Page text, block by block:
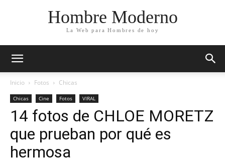
Hombre Moderno
La Web para Hombres de hoy
Inicio Fotos Chicas
Chicas Cine Fotos VIRAL
14 fotos de CHLOE MORETZ
que prueban por qué es
hermosa